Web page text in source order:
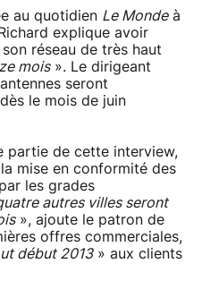
au quotidien Le Mondeà
explique avoir
réseau de très haut
mois». Le dirigeant
seront
le mois de juin
partie de cette interview,
mise en conformité des
les grades
autres villes seront
», ajoute le patron de
offres commerciales,
début 2013» aux clients